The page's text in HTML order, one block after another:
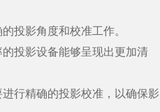
投影角度和校准工作。
投影设备能够呈现出更加清
行精确的投影校准，以确保影